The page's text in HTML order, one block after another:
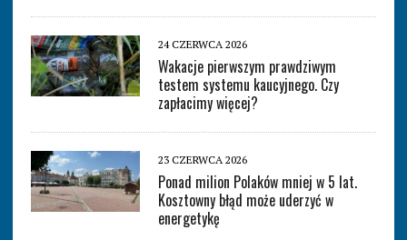
24 CZERWCA 2026
Wakacje pierwszym prawdziwym
testem systemu kaucyjnego. Czy
zapłacimy więcej?
23 CZERWCA 2026
Ponad milion Polaków mniej w 5 lat.
Kosztowny błąd może uderzyć w
energetykę